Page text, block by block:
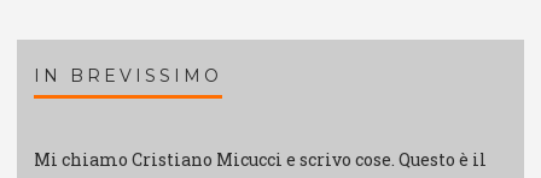
IN BREVISSIMO
Mi chiamo Cristiano Micucci e scrivo cose. Questo è il